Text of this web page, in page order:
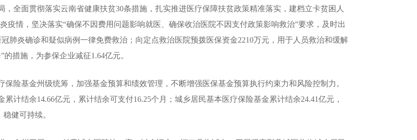
面贯彻落实云南省健康扶贫30条措施，扎实推进医疗保障扶贫政策精准落实，建档立卡贫困人
疫情，坚决落实“确保不因费用问题影响就医、确保收治医院不因支付政策影响救治”要求，及时出
肺炎确诊和疑似病例一律免费救治；向定点救治医院预拨医保资金2210万元，用于人员救治和缓解
措施，为参保企业减征1.64亿元。
基金州级统筹，加强基金预算和绩效管理，不断增强医保基金预算执行约束力和风险控制力。
计结余14.66亿元，累计结余可支付16.25个月；城乡居民基本医疗保险基金累计结余24.41亿元，
健可持续。